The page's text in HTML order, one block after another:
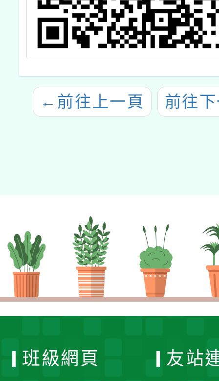
← 前往上一頁 前往
班級網頁 友站